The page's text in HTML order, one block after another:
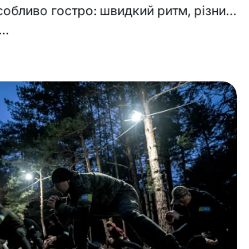
гостро: швидкий ритм, різний